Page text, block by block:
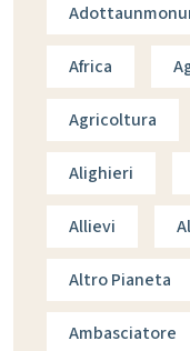
Africa
Agricoltura
Alighieri
Allievi
Altro Pianeta
Ambasciatore